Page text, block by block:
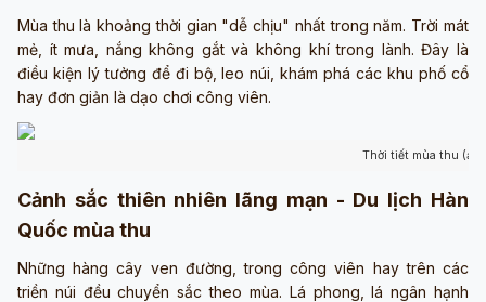
Mùa thu là khoảng thời gian "dễ chịu" nhất trong năm. Trời mát
mẻ, ít mưa, nắng không gắt và không khí trong lành. Đây là
điều kiện lý tưởng để đi bộ, leo núi, khám phá các khu phố cổ
hay đơn giản là dạo chơi công viên.
Thời tiết mùa thu
Cảnh sắc thiên nhiên lãng mạn - Du lịch Hàn
Quốc mùa thu
Những hàng cây ven đường, trong công viên hay trên các
triền núi đều chuyển sắc theo mùa. Lá phong, lá ngân hạnh